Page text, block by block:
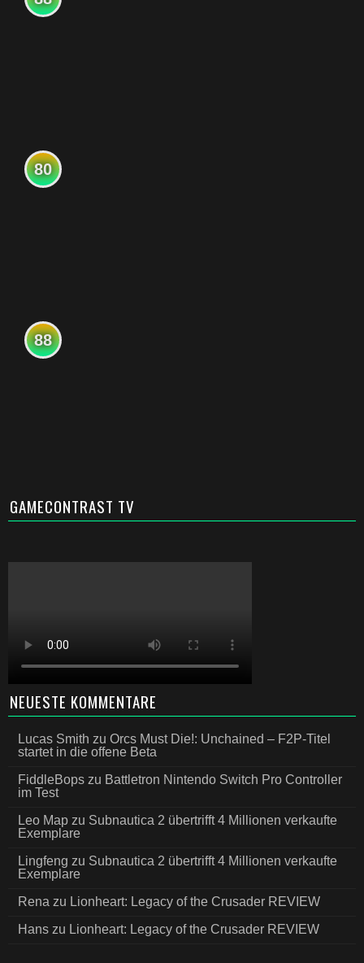
80
88
GAMECONTRAST TV
NEUESTE KOMMENTARE
Lucas Smith zu Orcs Must Die!: Unchained – F2P-Titel
startet in die offene Beta
FiddleBops zu Battletron Nintendo Switch Pro Controller
im Test
Leo Map zu Subnautica 2 übertrifft 4 Millionen verkaufte
Exemplare
Lingfeng zu Subnautica 2 übertrifft 4 Millionen verkaufte
Exemplare
Rena zu Lionheart: Legacy of the Crusader REVIEW
Hans zu Lionheart: Legacy of the Crusader REVIEW